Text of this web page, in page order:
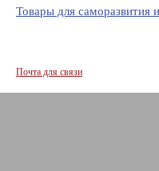
Товары для саморазвития
Почта для связи